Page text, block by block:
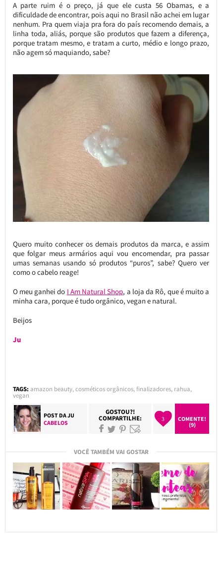
A parte ruim é o preço, já que ele custa 56 Obamas, e a
dificuldade de encontrar, pois aqui no Brasil não achei em lugar
nenhum. Pra quem viaja pra fora do país recomendo demais, a
linha toda, aliás, porque são produtos que fazem a diferença,
porque tratam mesmo, e tratam a curto, médio e longo prazo,
não agem só maquiando, sabe?
Quero muito conhecer os demais produtos da marca, e assim
que folgar meus armários aqui vou encomendar, pra passar
umas semanas usando só produtos “puros”, sabe? Quero ver
como o cabelo reage!
O meu ganhei do I Am Natural Shop, a loja da Rô, que é muito a
minha cara, porque é tudo orgânico, vegan e natural.
Beijos
Ju
TAGS: amazon beauty,cosméticos orgânicos,finalizadores, rahua,
vegan
POST DAJU
CABELOS
GOSTOU?!
COMPARTILHE: 3
COMENTE!
(9)
VOCÊ TAMBÉM VAI GOSTAR